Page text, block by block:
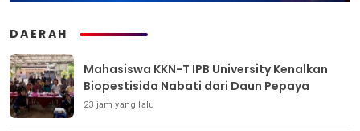
DAERAH
Mahasiswa KKN-T IPB University Kenalkan
Biopestisida Nabati dari Daun Pepaya
23 jam yang lalu